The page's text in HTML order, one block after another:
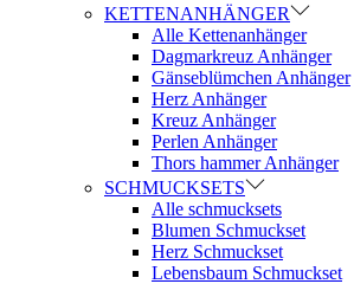
KETTENANHÄNGER
Alle Kettenanhänger
Dagmarkreuz Anhänger
Gänseblümchen Anhänger
Herz Anhänger
Kreuz Anhänger
Perlen Anhänger
Thors hammer Anhänger
SCHMUCKSETS
Alle schmucksets
Blumen Schmuckset
Herz Schmuckset
Lebensbaum Schmuckset